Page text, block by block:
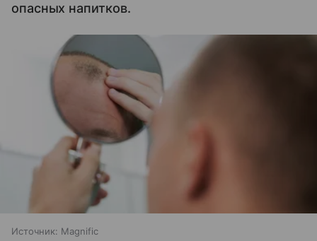
опасных напитков.
Источник: Magnific